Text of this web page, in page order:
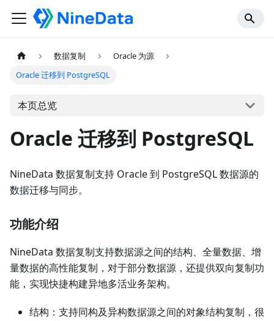
数据复制
Oracle 为源
Oracle 迁移到 PostgreSQL
本页总览
Oracle 迁移到 PostgreSQL
NineData 数据复制支持 Oracle 到 PostgreSQL 数据源的
数据迁移与同步。
功能介绍
NineData 数据复制支持数据源之间的结构、全量数据、增
量数据的高性能复制，对于部分数据源，还提供双向复制功
能，实现快捷构建异地多活业务架构。
结构：支持同构及异构数据源之间的对象结构复制，很